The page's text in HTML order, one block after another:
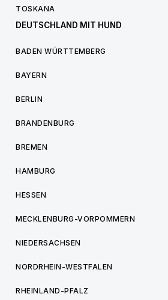
TOSKANA
DEUTSCHLAND MIT HUND
BADEN WÜRTTEMBERG
BAYERN
BERLIN
BRANDENBURG
BREMEN
HAMBURG
HESSEN
MECKLENBURG-VORPOMMERN
NIEDERSACHSEN
NORDRHEIN-WESTFALEN
RHEINLAND-PFALZ